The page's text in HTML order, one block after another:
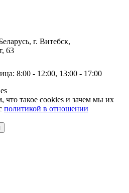
г. Витебск,
63
8:00 - 12:00, 13:00 - 17:00
что такое cookies и зачем мы их
политикой в отношении